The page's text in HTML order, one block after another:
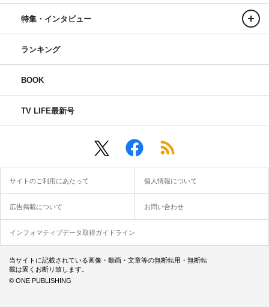
特集・インタビュー
ランキング
BOOK
TV LIFE最新号
サイトのご利用にあたって 個人情報について
広告掲載について お問い合わせ
インフォマティブデータ取得ガイドライン
当サイトに記載されている画像・動画・文章等の無断転用・無断転
載は固くお断り致します。
© ONE PUBLISHING